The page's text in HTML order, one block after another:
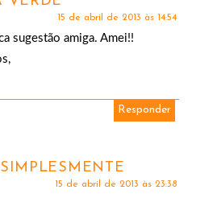
15 de abril de 2013 às 14:54
sugestão amiga. Amei!!
Responder
15 de abril de 2013 às 23:38